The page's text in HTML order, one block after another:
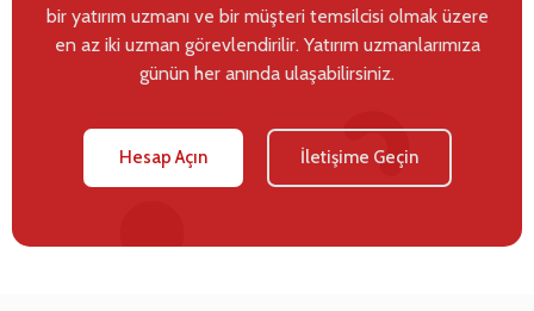
bir yatırım uzmanı ve bir müşteri temsilcisi olmak üzere
en az iki uzman görevlendirilir. Yatırım uzmanlarımıza
günün her anında ulaşabilirsiniz.
Hesap Açın İletişime Geçin